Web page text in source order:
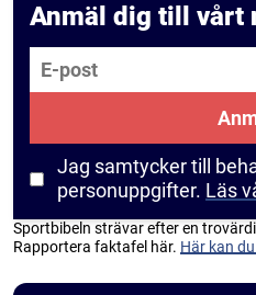
Anmäl dig till vårt
E-post
Jag samtycker till
personuppgifter. Läs
Sportbibeln strävar efter en
Rapportera faktafel här. Här kan